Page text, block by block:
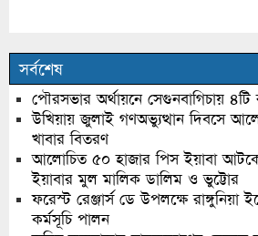
সর্বশেষ
পৌরসভার অর্থায়নে সেগুনবাগিচায় ৪টি
উখিয়ায় জুলাই গণঅভ্যুত্থান দিবসে
খাবার বিতরণ
আলোচিত ৫০ হাজার পিস ইয়াবা
ইয়াবার মুল মালিক ডালিম ও ভুট্টোর
ফরেস্ট রেঞ্জার্স ডে উপলক্ষে রাঙ্গুনিয়া
কর্মসূচি পালন